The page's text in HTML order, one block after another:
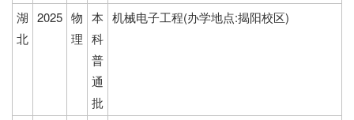
湖
北
2025 物
理
本
科
普
通
批
机械电子工程(办学地点:揭阳校区)